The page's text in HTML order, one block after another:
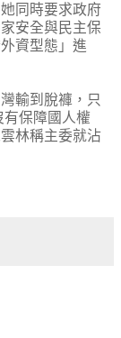
同時要求政府
安全與民主保
資型態」進
輸到脫褲，只
有保障國人權
林稱主委就沾